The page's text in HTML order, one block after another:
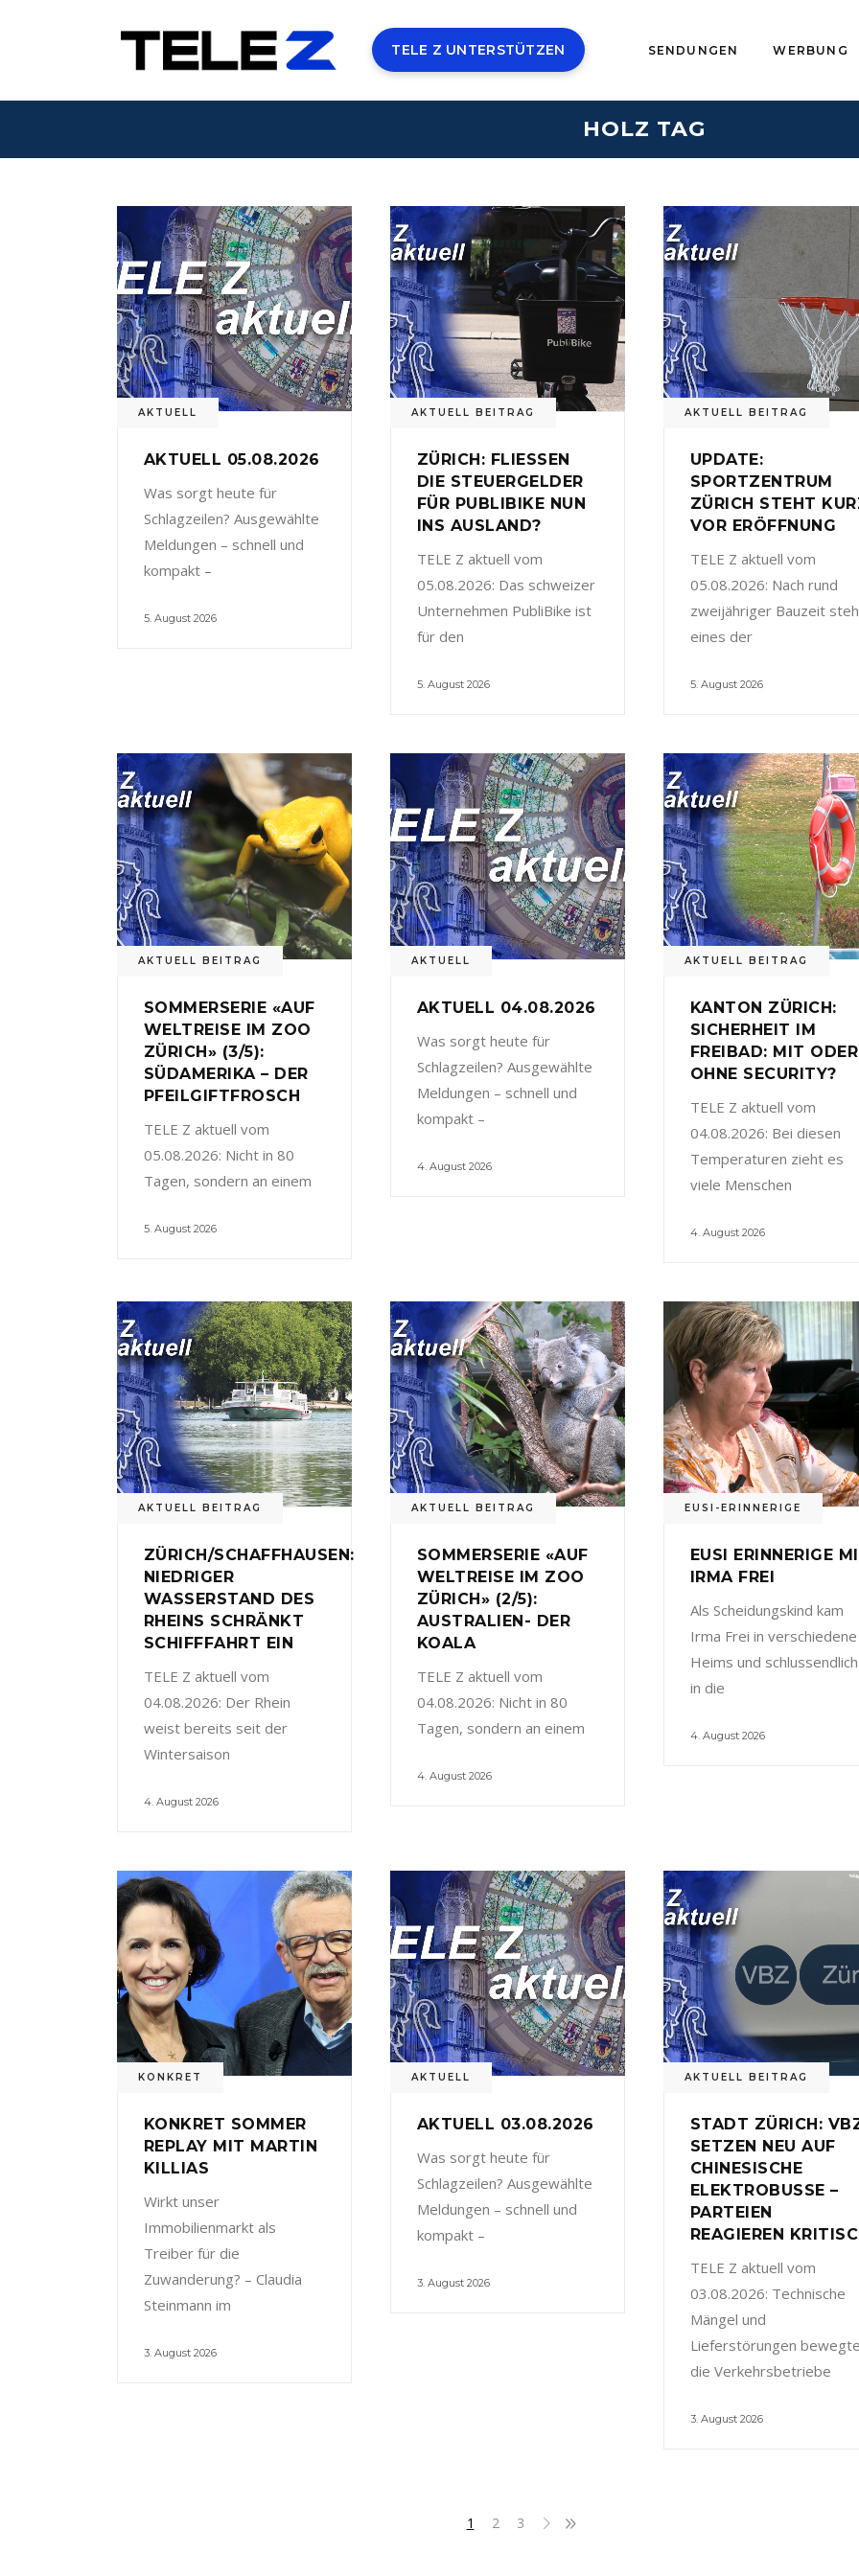
TELE Z UNTERSTÜTZEN SENDUNGEN WERBUNG
HOLZ TAG
AKTUELL
AKTUELL 05.08.2026
Was sorgt heute für
Schlagzeilen? Ausgewählte
Meldungen – schnell und
kompakt –
5. August 2026
AKTUELL BEITRAG
ZÜRICH: FLIESSEN
DIE STEUERGELDER
FÜR PUBLIBIKE NUN
INS AUSLAND?
TELE Z aktuell vom
05.08.2026: Das schweizer
Unternehmen PubliBike ist
für den
5. August 2026
AKTUELL BEITRAG
UPDATE:
SPORTZENTRUM
ZÜRICH STEHT
VOR ERÖFFNUNG
TELE Z aktuell vom
05.08.2026: Nach rund
zweijähriger Bauzeit
eines der
5. August 2026
AKTUELL BEITRAG
SOMMERSERIE «AUF
WELTREISE IM ZOO
ZÜRICH» (3/5):
SÜDAMERIKA – DER
PFEILGIFTFROSCH
TELE Z aktuell vom
05.08.2026: Nicht in 80
Tagen, sondern an einem
5. August 2026
AKTUELL
AKTUELL 04.08.2026
Was sorgt heute für
Schlagzeilen? Ausgewählte
Meldungen – schnell und
kompakt –
4. August 2026
AKTUELL BEITRAG
KANTON ZÜRICH:
SICHERHEIT IM
FREIBAD: MIT ODER
OHNE SECURITY?
TELE Z aktuell vom
04.08.2026: Bei diesen
Temperaturen zieht es
viele Menschen
4. August 2026
AKTUELL BEITRAG
ZÜRICH/SCHAFFHAUSEN:
NIEDRIGER
WASSERSTAND DES
RHEINS SCHRÄNKT
SCHIFFFAHRT EIN
TELE Z aktuell vom
04.08.2026: Der Rhein
weist bereits seit der
Wintersaison
4. August 2026
AKTUELL BEITRAG
SOMMERSERIE «AUF
WELTREISE IM ZOO
ZÜRICH» (2/5):
AUSTRALIEN- DER
KOALA
TELE Z aktuell vom
04.08.2026: Nicht in 80
Tagen, sondern an einem
4. August 2026
EUSI-ERINNERIGE
EUSI ERINNERIGE
IRMA FREI
Als Scheidungskind kam
Irma Frei in verschiedene
Heims und schlussendlich
in die
4. August 2026
KONKRET
KONKRET SOMMER
REPLAY MIT MARTIN
KILLIAS
Wirkt unser
Immobilienmarkt als
Treiber für die
Zuwanderung? – Claudia
Steinmann im
3. August 2026
AKTUELL
AKTUELL 03.08.2026
Was sorgt heute für
Schlagzeilen? Ausgewählte
Meldungen – schnell und
kompakt –
3. August 2026
AKTUELL BEITRAG
STADT ZÜRICH:
SETZEN NEU AUF
CHINESISCHE
ELEKTROBUSSE –
PARTEIEN
REAGIEREN
TELE Z aktuell vom
03.08.2026: Technische
Mängel und
Lieferstörungen
die Verkehrsbetriebe
3. August 2026
1 2 3